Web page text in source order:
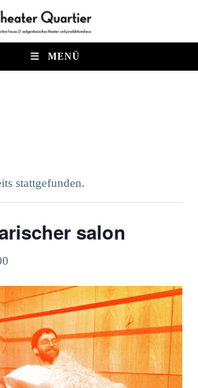
MENÜ
stattgefunden.
salon